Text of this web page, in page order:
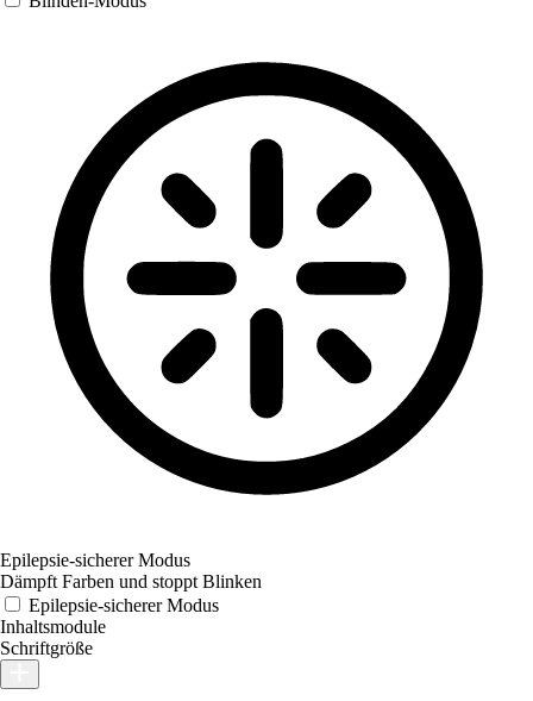
Epilepsie-sicherer Modus
Dämpft Farben und stoppt Blinken
Epilepsie-sicherer Modus
Inhaltsmodule
Schriftgröße